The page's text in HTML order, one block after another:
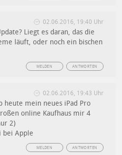
02.06.2016, 19:40 Uhr
Liegt es daran, das die
läuft, oder noch ein bischen
ANTWORTEN
MELDEN
02.06.2016, 19:43 Uhr
heute mein neues iPad Pro
online Kaufhaus mir 4
2)
bei Apple
ANTWORTEN
MELDEN